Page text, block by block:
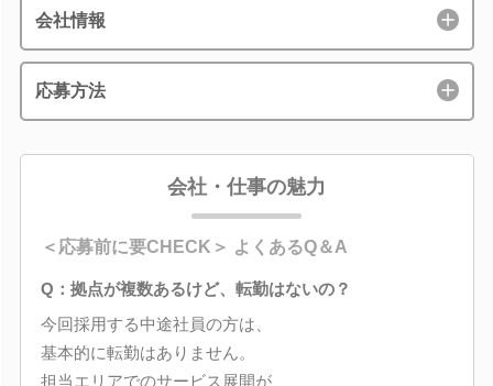
会社情報
応募方法
会社・仕事の魅力
＜応募前に要CHECK＞ よくあるQ＆A
Q：拠点が複数あるけど、転勤はないの？
今回採用する中途社員の方は、
基本的に転勤はありません。
担当エリアでのサービス展開が